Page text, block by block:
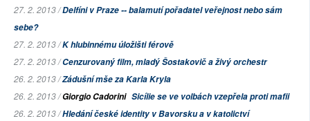
27. 2. 2013 /Delfíni v Praze -- balamutí pořadatel veřejnost nebo sám
sebe?
27. 2. 2013 /K hlubinnému úložišti férově
27. 2. 2013 /Cenzurovaný film, mladý Šostakovič a živý orchestr
26. 2. 2013 /Zádušní mše za Karla Kryla
26. 2. 2013 /Giorgio Cadorini Sicílie se ve volbách vzepřela proti mafii
26. 2. 2013 /Hledání české identity v Bavorsku a v katolictví